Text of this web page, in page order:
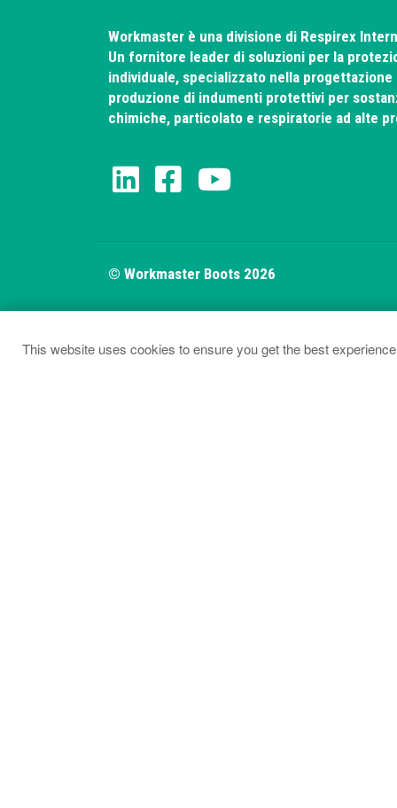
This website uses cookies to ensure you get the best
Workmaster è una divisione di Respirex
Un fornitore leader di soluzioni per la
individuale, specializzato nella progettazione
produzione di indumenti protettivi per
chimiche, particolato e respiratorie ad alte
© Workmaster Boots 2026